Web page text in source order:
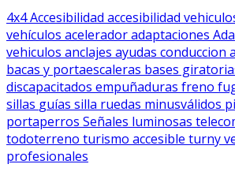
4x4Accesibilidad accesibilidad
vehículos aceleradoradaptaciones
vehiculos anclajes ayudas conduccion
bacas y portaescaleras bases
discapacitados empuñaduras freno
sillas guías silla ruedas minusválidos
portaperros Señales luminosas
todoterreno turismo accesible turny
profesionales